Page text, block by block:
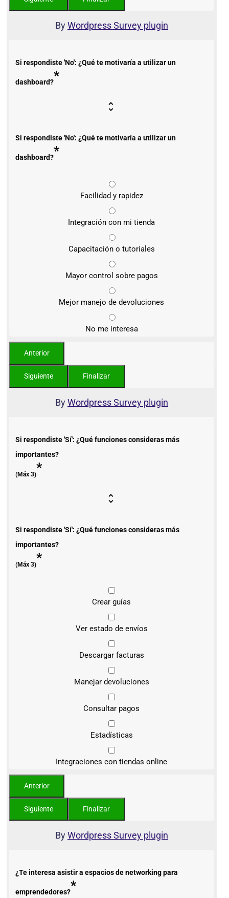
ByWordpress Survey plugin
Si respondiste 'No': ¿Qué te motivaría a utilizar un
dashboard?*
Si respondiste 'No': ¿Qué te motivaría a utilizar un
dashboard?*
Facilidad y rapidez
Integración con mi tienda
Capacitación o tutoriales
Mayor control sobre pagos
Mejor manejo de devoluciones
No me interesa
ByWordpress Survey plugin
Si respondiste 'Sí': ¿Qué funciones consideras más
importantes?
(Máx 3)*
Si respondiste 'Sí': ¿Qué funciones consideras más
importantes?
(Máx 3)*
Crear guías
Ver estado de envíos
Descargar facturas
Manejar devoluciones
Consultar pagos
Estadísticas
Integraciones con tiendas online
ByWordpress Survey plugin
¿Te interesa asistir a espacios de networking para
emprendedores?*